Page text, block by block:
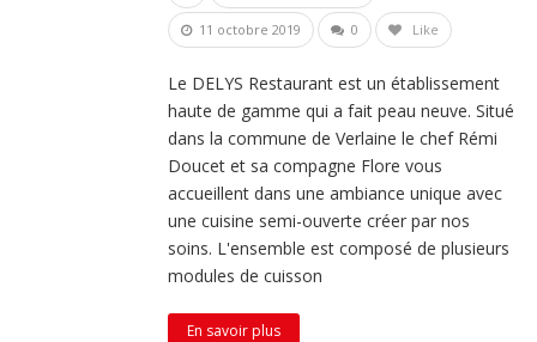
11 octobre 2019 0 Like
Le DELYS Restaurant est un établissement
haute de gamme qui a fait peau neuve. Situé
dans la commune de Verlaine le chef Rémi
Doucet et sa compagne Flore vous
accueillent dans une ambiance unique avec
une cuisine semi-ouverte créer par nos
soins. L'ensemble est composé de plusieurs
modules de cuisson
En savoir plus